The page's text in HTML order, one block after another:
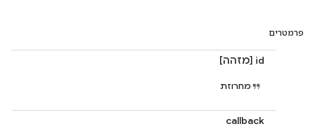
פרמטרים
id [מזהה]
מחרוזת
callback